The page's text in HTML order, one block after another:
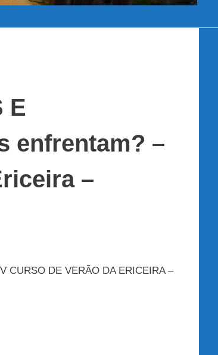
E
enfrentam? –
–
CURSO DE VERÃO DA ERICEIRA –